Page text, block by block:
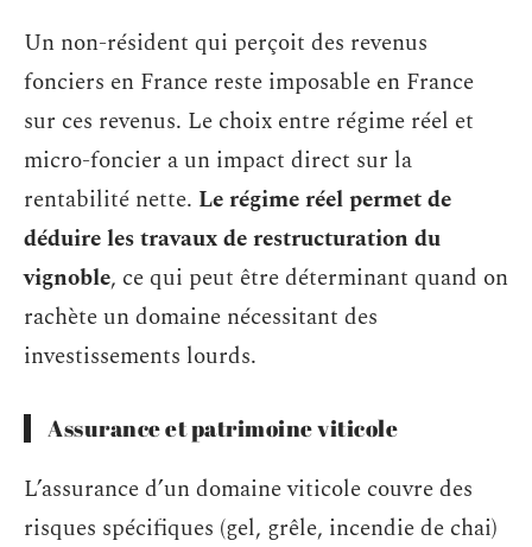
Un non-résident qui perçoit des revenus
fonciers en France reste imposable en France
sur ces revenus. Le choix entre régime réel et
micro-foncier a un impact direct sur la
rentabilité nette. Le régime réel permet de
déduire les travaux de restructuration du
vignoble, ce qui peut être déterminant quand on
rachète un domaine nécessitant des
investissements lourds.
Assurance et patrimoine viticole
L’assurance d’un domaine viticole couvre des
risques spécifiques (gel, grêle, incendie de chai)